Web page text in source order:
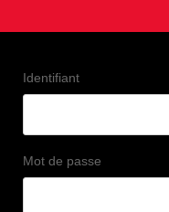
Identifiant
Mot de passe